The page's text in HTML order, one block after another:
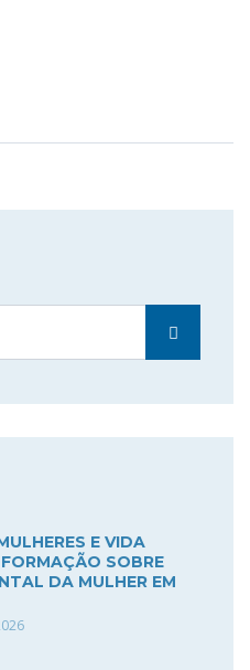
E VIDA
SOBRE
DA MULHER EM